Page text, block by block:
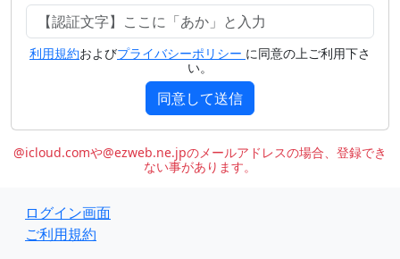
利用規約およびプライバシーポリシー に同意の上ご利用下さ
い。
同意して送信
@icloud.comや@ezweb.ne.jpのメールアドレスの場合、登録でき
ない事があります。
ログイン画面
ご利用規約